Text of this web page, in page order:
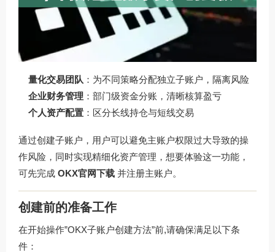
量化交易团队 ：为不同策略分配独立子账户，隔离风险
企业财务管理 ：部门级资金分账，清晰核算盈亏
个人资产配置 ：区分长线持仓与短线交易
通过创建子账户，用户可以避免主账户权限过大导致的操
作风险，同时实现精细化资产管理，想要体验这一功能，
可先完成 OKX官网下载 并注册主账户。
创建前的准备工作
在开始操作”OKX子账户创建方法”前,请确保满足以下条
件：